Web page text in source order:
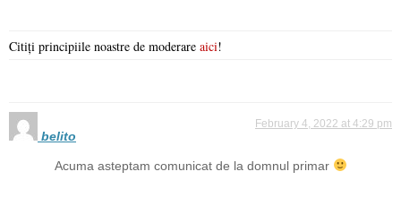
Citiți principiile noastre de moderare aici!
belito
February 4, 2022 at 4:29 pm
Acuma asteptam comunicat de la domnul primar